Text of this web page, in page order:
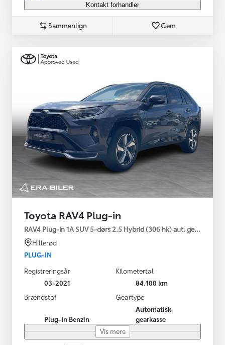
Kontakt forhandler
Sammenlign Gem
Toyota RAV4 Plug-in
RAV4 Plug-in 1A SUV 5-dørs 2.5 Hybrid (306 hk) aut. gear
Hillerød
PLUG-IN
Registreringsår
03-2021
Kilometertal
84.100 km
Brændstof
Plug-In Benzin
Geartype
Automatisk
gearkasse
Vis mere